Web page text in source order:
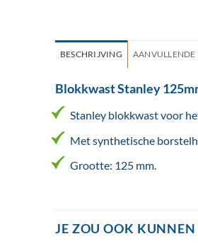
BESCHRIJVING
Blokkwast Stanley
Stanley blokkwast voor
Met synthetische
Grootte: 125 mm.
JE ZOU OOK